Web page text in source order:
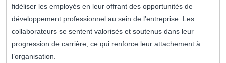
fidéliser les employés en leur offrant des opportunités de
développement professionnel au sein de l’entreprise. Les
collaborateurs se sentent valorisés et soutenus dans leur
progression de carrière, ce qui renforce leur attachement à
l’organisation.